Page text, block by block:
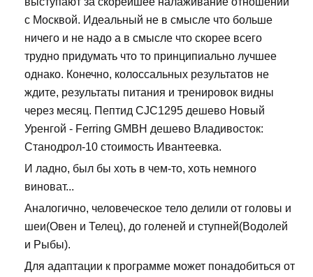
с Москвой. Идеальный не в смысле что больше
ничего и не надо а в смысле что скорее всего
трудно придумать что то принципиально лучшее
однако. Конечно, колоссальных результатов не
ждите, результаты питания и тренировок видны
через месяц. Пептид CJC1295 дешево Новый
Уренгой - Ferring GMBH дешево Владивосток:
Станодрол-10 стоимость Ивантеевка.
И ладно, был бы хоть в чем-то, хоть немного
виноват...
Аналогично, человеческое тело делили от головы и
шеи(Овен и Телец), до голеней и ступней(Водолей
и Рыбы).
Для адаптации к программе может понадобиться от